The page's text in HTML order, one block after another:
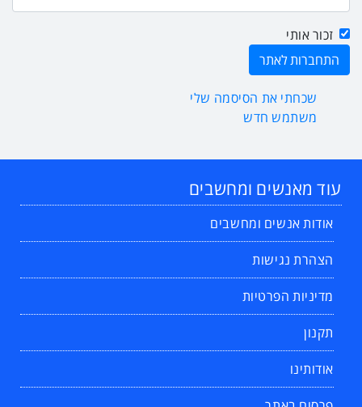
זכור אותי
שכחתי את הסיסמה שלי
משתמש חדש
עוד מאנשים ומחשבים
אודות אנשים ומחשבים
הצהרת נגישות
מדיניות הפרטיות
תקנון
אודותינו